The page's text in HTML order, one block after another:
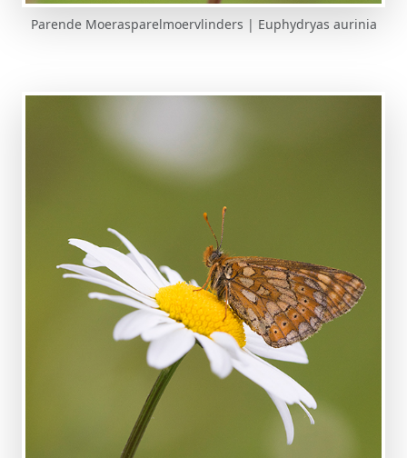
Parende Moerasparelmoervlinders | Euphydryas aurinia